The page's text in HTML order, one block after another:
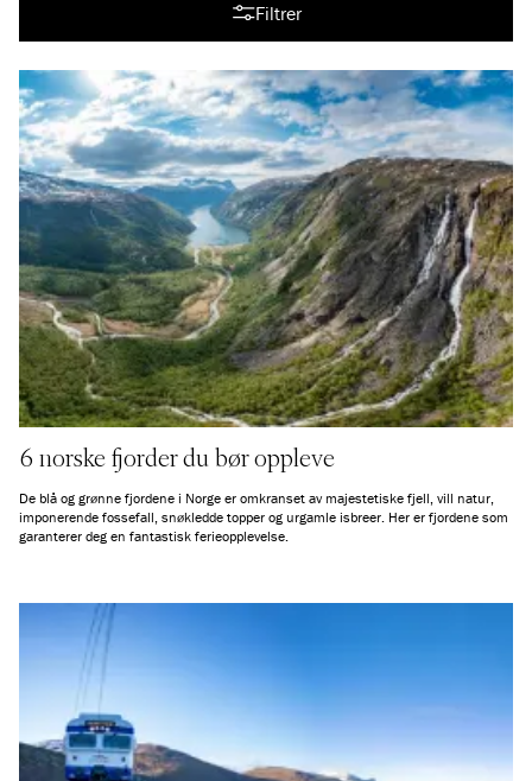
Filtrer
6 norske fjorder du bør oppleve
De blå og grønne fjordene i Norge er omkranset av majestetiske fjell, vill natur,
imponerende fossefall, snøkledde topper og urgamle isbreer. Her er fjordene som
garanterer deg en fantastisk ferieopplevelse.